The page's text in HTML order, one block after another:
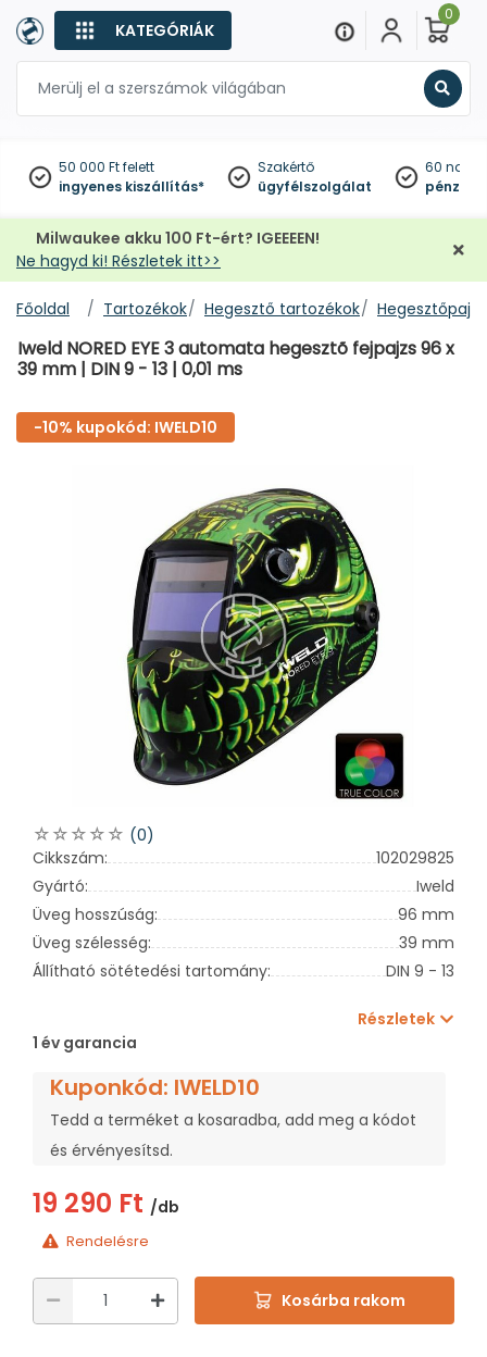
KATEGÓRIÁK
0
50 000 Ft felett
ingyenes kiszállítás*
Szakértő
ügyfélszolgálat
60
Milwaukee akku 100 Ft-ért? IGEEEEN!
Ne hagyd ki! Részletek itt>>
Főoldal Tartozékok Hegesztő tartozékok
Iweld NORED EYE 3 automata hegesztõ fejpajzs 96 x
39 mm | DIN 9 - 13 | 0,01 ms
-10% kupokód: IWELD10
(0)
Cikkszám:
102029825
Gyártó:
Iweld
Üveg hosszúság:
96 mm
Üveg szélesség:
39 mm
Állítható sötétedési tartomány:
DIN 9 - 13
Részletek
1 év garancia
Kuponkód: IWELD10
Tedd a terméket a kosaradba, add meg a kódot
és érvényesítsd.
19 290 Ft /db
Rendelésre
Kosárba rakom